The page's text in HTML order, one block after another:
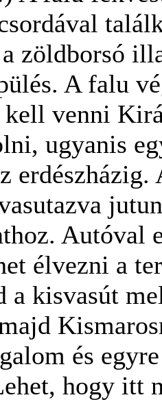
zöldborsó
A falu
venni
ugyanis
erdészházig.
Autóval
élvezni a
a kisvasút
és
hogy itt